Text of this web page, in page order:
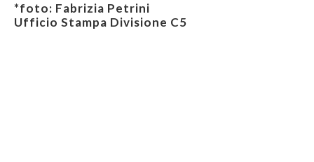
*foto: Fabrizia Petrini
Ufficio Stampa Divisione C5